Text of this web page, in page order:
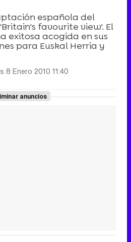
española del
favourite view'. El
exitosa acogida en sus
para Euskal Herria y
8 Enero 2010 11:40
anuncios